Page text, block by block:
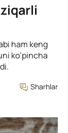
ham keng
ko’pincha
Sharhlar